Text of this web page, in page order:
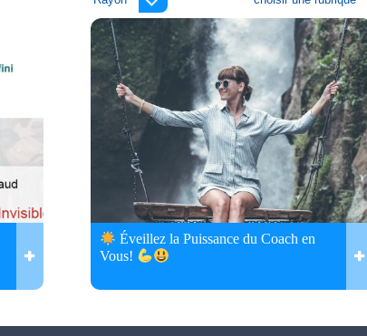
Éveillez la Puissance du Coach en
Vous!